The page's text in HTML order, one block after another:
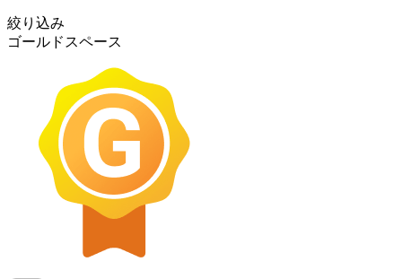
絞り込み
ゴールドスペース